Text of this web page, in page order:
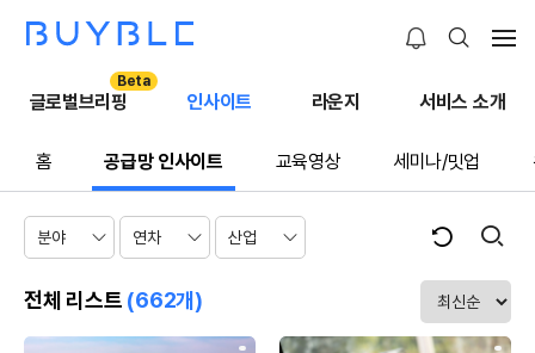
글로벌브리핑
Beta
인사이트 라운지 서비스 소개
홈 공급망 인사이트 교육영상 세미나/밋업
전체 리스트 (662개)